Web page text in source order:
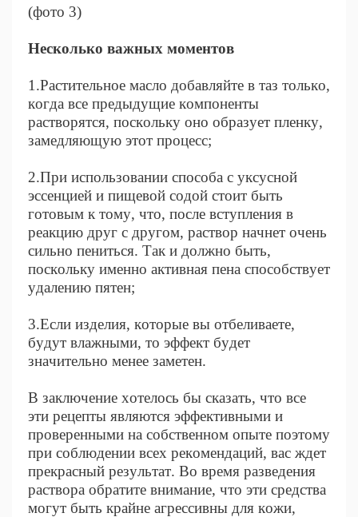
(фото 3)
Несколько важных моментов
1.Растительное масло добавляйте в таз только,
когда все предыдущие компоненты
растворятся, поскольку оно образует пленку,
замедляющую этот процесс;
2.При использовании способа с уксусной
эссенцией и пищевой содой стоит быть
готовым к тому, что, после вступления в
реакцию друг с другом, раствор начнет очень
сильно пениться. Так и должно быть,
поскольку именно активная пена способствует
удалению пятен;
3.Если изделия, которые вы отбеливаете,
будут влажными, то эффект будет
значительно менее заметен.
В заключение хотелось бы сказать, что все
эти рецепты являются эффективными и
проверенными на собственном опыте поэтому
при соблюдении всех рекомендаций, вас ждет
прекрасный результат. Во время разведения
раствора обратите внимание, что эти средства
могут быть крайне агрессивны для кожи,